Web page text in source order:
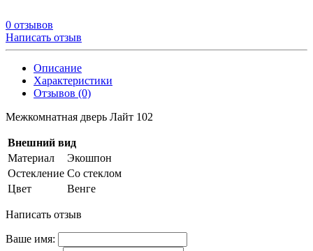
0 отзывов
Написать отзыв
Описание
Характеристики
Отзывов (0)
Межкомнатная дверь Лайт 102
Внешний вид
Материал
Экошпон
Остекление Со стеклом
Цвет
Венге
Написать отзыв
Ваше имя: